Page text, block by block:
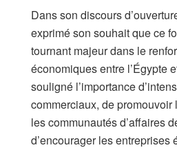
Dans son discours
exprimé son souhait que ce
tournant majeur dans le
économiques entre l’Égypte
souligné l’importance
commerciaux, de promouvoir
les communautés d’affaires
d’encourager les entreprises